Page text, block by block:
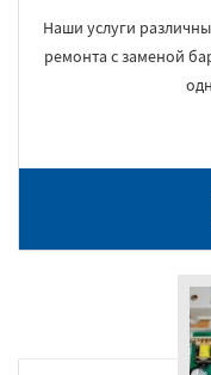
Наши услуги
ремонта с заменой